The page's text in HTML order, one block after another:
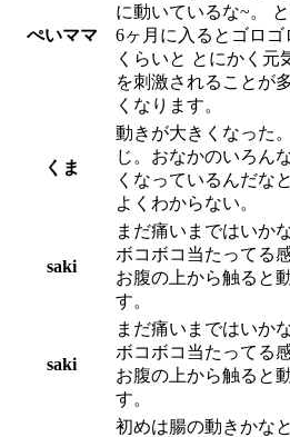
ぺいママ
に動いているな~。
6ヶ月に入るとゴロ
くらいと とにかく元
を刺激されることが
くなります。
くま
動きが大きくなった
じ。おなかのいろん
くなっているんだな
よくわからない。
saki
まだ痛いまではいか
ボコボコ当たってる
お腹の上から触ると
す。
saki
まだ痛いまではいか
ボコボコ当たってる
お腹の上から触ると
す。
初めは腸の動きかな